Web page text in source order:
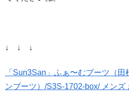
↓ ↓ ↓
「Sun3San」ふぁ〜むブーツ（
ンブーツ）/S3S-1702-box/ メン